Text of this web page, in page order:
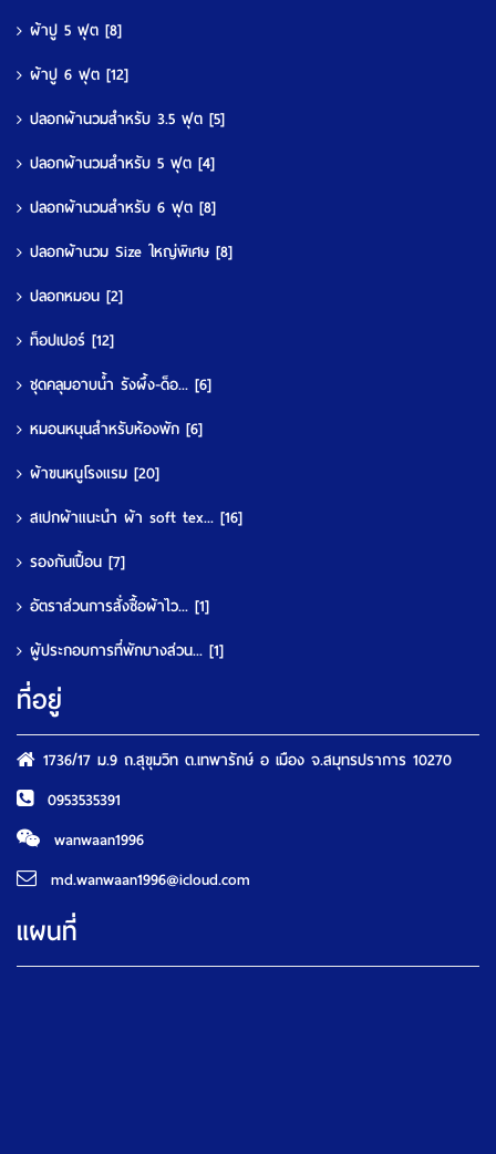
ผ้าปู 5 ฟุต [8]
ผ้าปู 6 ฟุต [12]
ปลอกผ้านวมสำหรับ 3.5 ฟุต [5]
ปลอกผ้านวมสำหรับ 5 ฟุต [4]
ปลอกผ้านวมสำหรับ 6 ฟุต [8]
ปลอกผ้านวม Size ใหญ่พิเศษ [8]
ปลอกหมอน [2]
ท็อปเปอร์ [12]
ชุดคลุมอาบน้ำ รังผึ้ง-ด็อ... [6]
หมอนหนุนสำหรับห้องพัก [6]
ผ้าขนหนูโรงแรม [20]
สเปกผ้าแนะนำ ผ้า soft tex... [16]
รองกันเปื้อน [7]
อัตราส่วนการสั่งซื้อผ้าไว... [1]
ผู้ประกอบการที่พักบางส่วน... [1]
ที่อยู่
1736/17 ม.9 ถ.สุขุมวิท ต.เทพารักษ์ อ เมือง จ.สมุทรปราการ 10270
0953535391
wanwaan1996
md.wanwaan1996@icloud.com
แผนที่